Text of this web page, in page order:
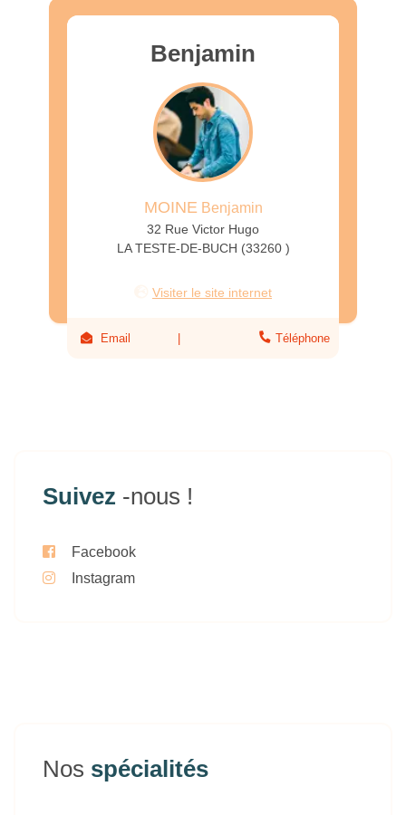
Benjamin
MOINE Benjamin
32 Rue Victor Hugo
LA TESTE-DE-BUCH (33260 )
Visiter le site internet
Email Téléphone
Suivez -nous !
Facebook
Instagram
Nos spécialités